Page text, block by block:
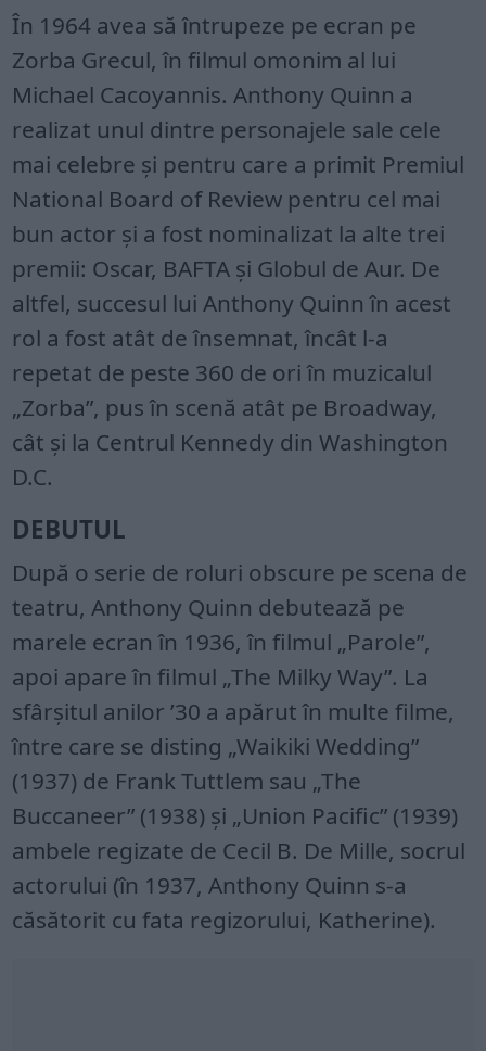
În 1964 avea să întrupeze pe ecran pe
Zorba Grecul, în filmul omonim al lui
Michael Cacoyannis. Anthony Quinn a
realizat unul dintre personajele sale cele
mai celebre şi pentru care a primit Premiul
National Board of Review pentru cel mai
bun actor şi a fost nominalizat la alte trei
premii: Oscar, BAFTA şi Globul de Aur. De
altfel, succesul lui Anthony Quinn în acest
rol a fost atât de însemnat, încât l-a
repetat de peste 360 de ori în muzicalul
„Zorba”, pus în scenă atât pe Broadway,
cât şi la Centrul Kennedy din Washington
D.C.
DEBUTUL
După o serie de roluri obscure pe scena de
teatru, Anthony Quinn debutează pe
marele ecran în 1936, în filmul „Parole”,
apoi apare în filmul „The Milky Way”. La
sfârşitul anilor ’30 a apărut în multe filme,
între care se disting „Waikiki Wedding”
(1937) de Frank Tuttlem sau „The
Buccaneer” (1938) şi „Union Pacific” (1939)
ambele regizate de Cecil B. De Mille, socrul
actorului (în 1937, Anthony Quinn s-a
căsătorit cu fata regizorului, Katherine).